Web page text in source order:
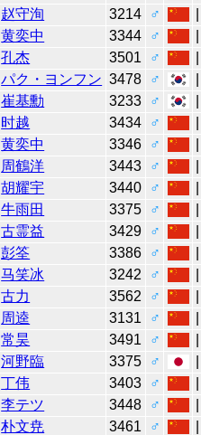
赵守洵 3214 ♂
黄奕中 3344 ♂
孔杰 3501 ♂
パク・ヨンフン 3478 ♂
崔基勳 3233 ♂
时越 3434 ♂
黄奕中 3346 ♂
周鶴洋 3443 ♂
胡耀宇 3440 ♂
牛雨田 3375 ♂
古霊益 3429 ♂
彭筌 3386 ♂
马笑冰 3242 ♂
古力 3562 ♂
周逵 3131 ♂
常昊 3491 ♂
河野臨 3375 ♂
丁伟 3403 ♂
李テツ 3448 ♂
朴文尭 3461 ♂